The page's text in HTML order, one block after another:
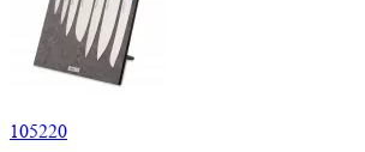
105220